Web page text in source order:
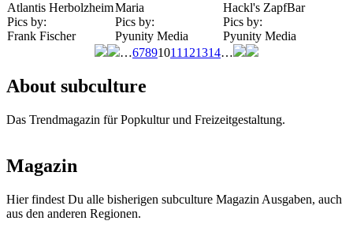
Atlantis Herbolzheim
Pics by:
Frank Fischer
Maria
Pics by:
Pyunity Media
Hackl's ZapfBar
Pics by:
Pyunity Media
…67891011 121314…
About subculture
Das Trendmagazin für Popkultur und Freizeitgestaltung.
Magazin
Hier findest Du alle bisherigen subculture Magazin Ausgaben, auch
aus den anderen Regionen.